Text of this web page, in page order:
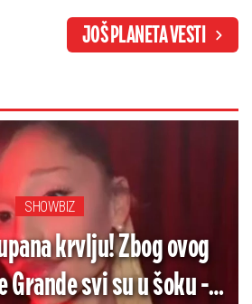
evo za šta se sumnjiči
JOŠ PLANETA VESTI
SHOWBIZ
krvlju! Zbog ovog
Grande svi su u šoku -